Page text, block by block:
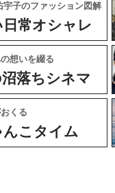
宇子のファッション図解
常オシャレ
想いを綴る
落ちシネマ
くる
こタイム